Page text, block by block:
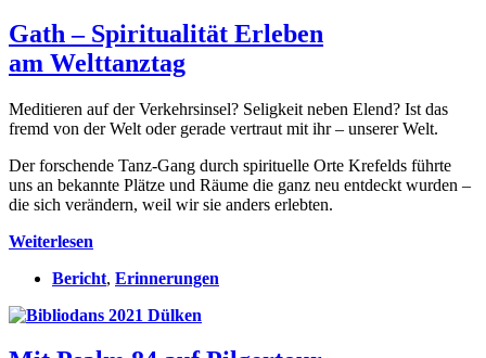
Gath – Spiritualität Erleben
am Welttanztag
Meditieren auf der Verkehrsinsel? Seligkeit neben Elend? Ist das
fremd von der Welt oder gerade vertraut mit ihr – unserer Welt.
Der forschende Tanz-Gang durch spirituelle Orte Krefelds führte
uns an bekannte Plätze und Räume die ganz neu entdeckt wurden –
die sich verändern, weil wir sie anders erlebten.
Weiterlesen
Spiritualität
am Welttanztag
Bericht, Erinnerungen